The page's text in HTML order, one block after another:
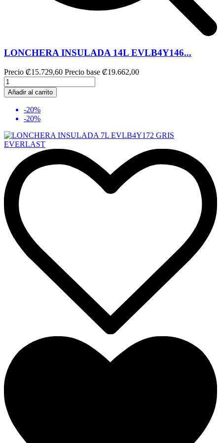
LONCHERA INSULADA 14L EVLB4Y146...
Precio ₡15.729,60 Precio base ₡19.662,00
Añadir al carrito
-20%
-20%